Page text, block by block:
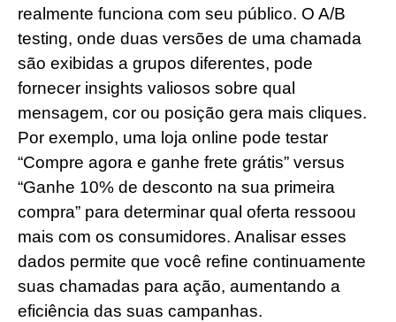
realmente funciona com seu público. O A/B
testing, onde duas versões de uma chamada
são exibidas a grupos diferentes, pode
fornecer insights valiosos sobre qual
mensagem, cor ou posição gera mais cliques.
Por exemplo, uma loja online pode testar
“Compre agora e ganhe frete grátis” versus
“Ganhe 10% de desconto na sua primeira
compra” para determinar qual oferta ressoou
mais com os consumidores. Analisar esses
dados permite que você refine continuamente
suas chamadas para ação, aumentando a
eficiência das suas campanhas.